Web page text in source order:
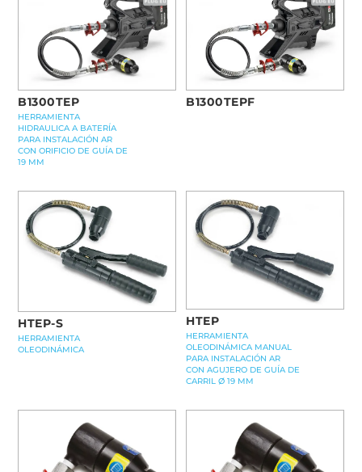
B1300TEP
HERRAMIENTA
HIDRAULICA A BATERÍA
PARA INSTALACIÓN AR
CON ORIFICIO DE GUÍA DE
19 MM
B1300TEPF
HTEP-S
HERRAMIENTA
OLEODINÁMICA
HTEP
HERRAMIENTA
OLEODINÁMICA MANUAL
PARA INSTALACIÓN AR
CON AGUJERO DE GUÍA DE
CARRIL Ø 19 MM